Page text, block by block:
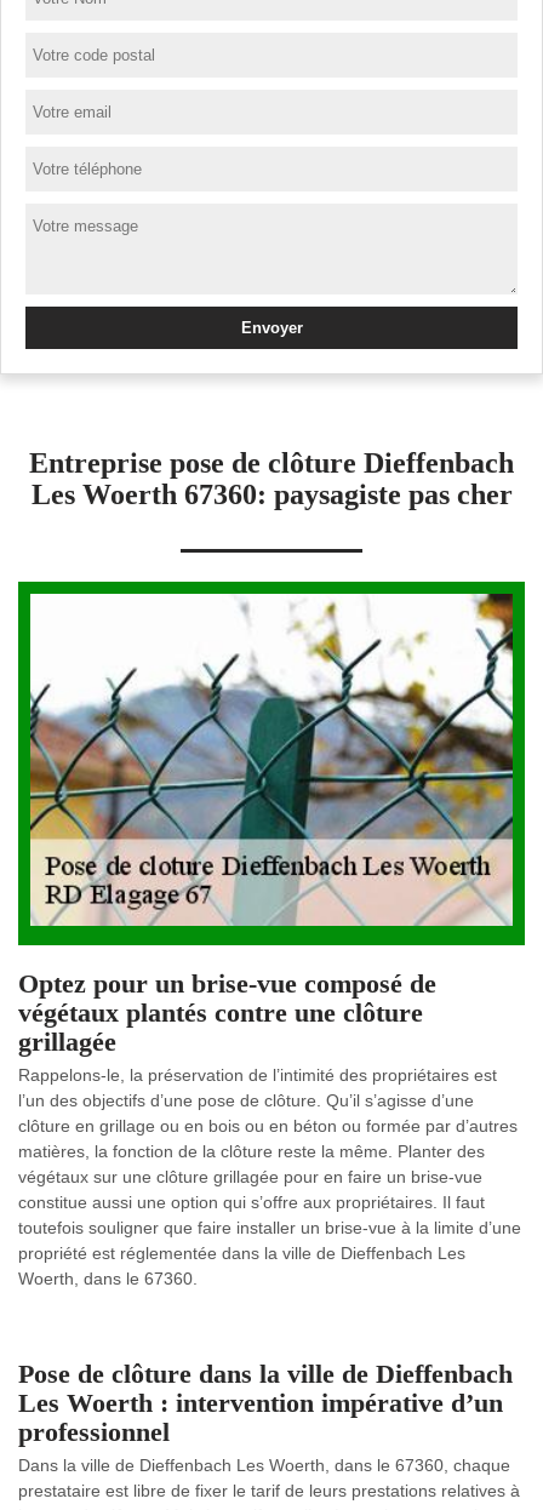
Entreprise pose de clôture Dieffenbach
Les Woerth 67360: paysagiste pas cher
Optez pour un brise-vue composé de
végétaux plantés contre une clôture
grillagée
Rappelons-le, la préservation de l’intimité des propriétaires est
l’un des objectifs d’une pose de clôture. Qu’il s’agisse d’une
clôture en grillage ou en bois ou en béton ou formée par d’autres
matières, la fonction de la clôture reste la même. Planter des
végétaux sur une clôture grillagée pour en faire un brise-vue
constitue aussi une option qui s’offre aux propriétaires. Il faut
toutefois souligner que faire installer un brise-vue à la limite d’une
propriété est réglementée dans la ville de Dieffenbach Les
Woerth, dans le 67360.
Pose de clôture dans la ville de Dieffenbach
Les Woerth : intervention impérative d’un
professionnel
Dans la ville de Dieffenbach Les Woerth, dans le 67360, chaque
prestataire est libre de fixer le tarif de leurs prestations relatives à